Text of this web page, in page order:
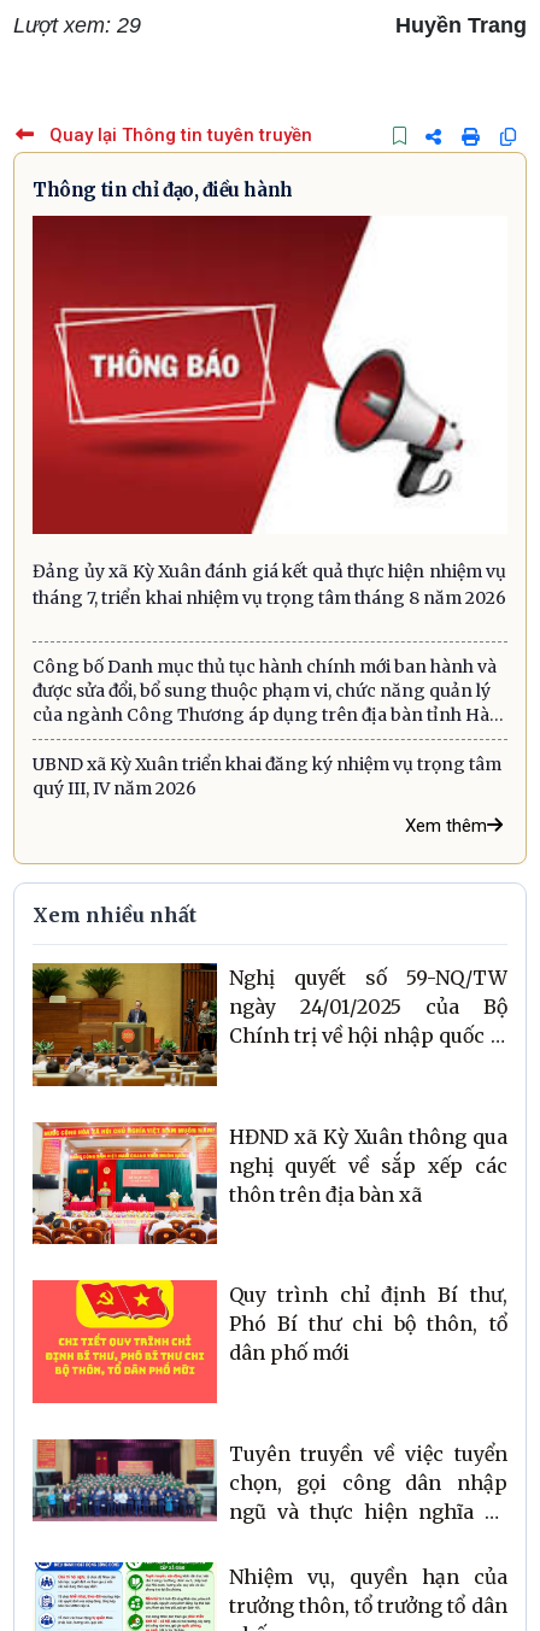
Lượt xem: 29 Huyền Trang
Quay lại Thông tin tuyên truyền
Thông tin chỉ đạo, điều hành
Đảng ủy xã Kỳ Xuân đánh giá kết quả thực hiện nhiệm vụ
tháng 7, triển khai nhiệm vụ trọng tâm tháng 8 năm 2026
Công bố Danh mục thủ tục hành chính mới ban hành và
được sửa đổi, bổ sung thuộc phạm vi, chức năng quản lý
của ngành Công Thương áp dụng trên địa bàn tỉnh Hà
Tĩnh
UBND xã Kỳ Xuân triển khai đăng ký nhiệm vụ trọng tâm
quý III, IV năm 2026
Xem thêm
Xem nhiều nhất
Nghị quyết số 59-NQ/TW
ngày 24/01/2025 của Bộ
Chính trị về hội nhập quốc tế
HĐND xã Kỳ Xuân thông qua
nghị quyết về sắp xếp các
thôn trên địa bàn xã
Quy trình chỉ định Bí thư,
Phó Bí thư chi bộ thôn, tổ
dân phố mới
Tuyên truyền về việc tuyển
chọn, gọi công dân nhập
ngũ và thực hiện nghĩa vụ
an nhân dân năm 2026
Nhiệm vụ, quyền hạn của
trưởng thôn, tổ trưởng tổ dân